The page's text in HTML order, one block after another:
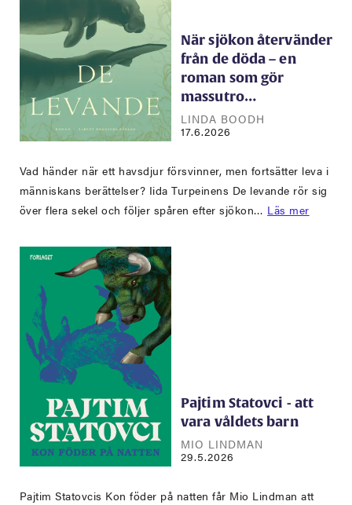
När sjökon återvänder
från de döda – en
roman som gör
massutro…
LINDA BOODH
17.6.2026
Vad händer när ett havsdjur försvinner, men fortsätter leva i
människans berättelser? Iida Turpeinens De levande rör sig
över flera sekel och följer spåren efter sjökon… Läs mer
Pajtim Statovci - att
vara våldets barn
MIO LINDMAN
29.5.2026
Pajtim Statovcis Kon föder på natten får Mio Lindman att